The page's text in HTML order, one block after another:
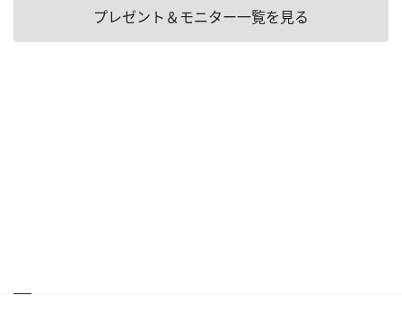
プレゼント＆モニター一覧を見る